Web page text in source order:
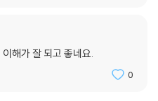
해가 잘 되고 좋네요.
0